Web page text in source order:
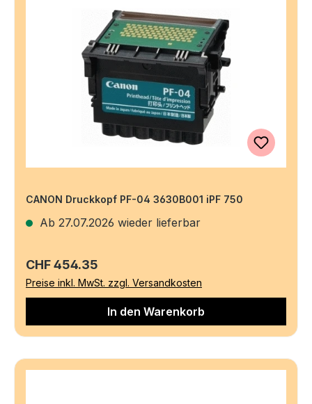
CANON Druckkopf PF-04 3630B001 iPF 750
Ab 27.07.2026 wieder lieferbar
Regulärer Preis:
CHF 454.35
Preise inkl. MwSt. zzgl. Versandkosten
In den Warenkorb